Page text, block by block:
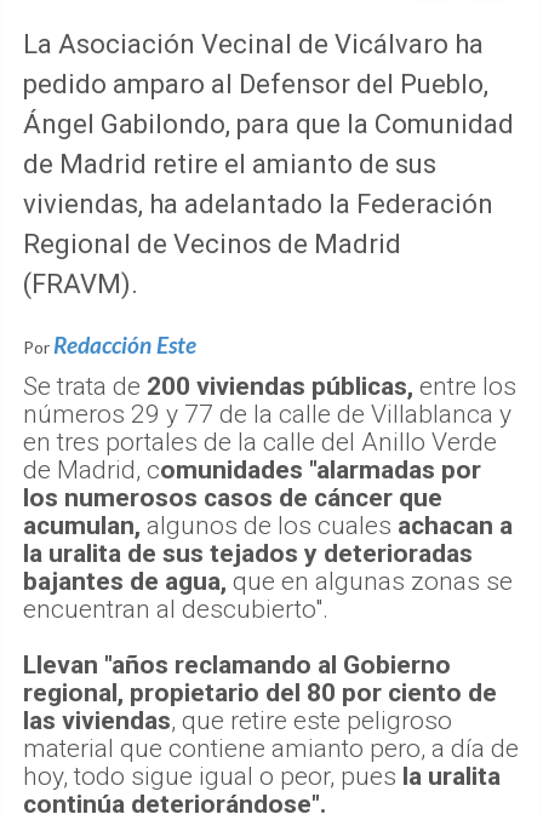
La Asociación Vecinal de Vicálvaro ha
pedido amparo al Defensor del Pueblo,
Ángel Gabilondo, para que la Comunidad
de Madrid retire el amianto de sus
viviendas, ha adelantado la Federación
Regional de Vecinos de Madrid
(FRAVM).
Por Redacción Este
Se trata de 200 viviendas públicas, entre los
números 29 y 77 de la calle de Villablanca y
en tres portales de la calle del Anillo Verde
de Madrid, comunidades "alarmadas por
los numerosos casos de cáncer que
acumulan, algunos de los cuales achacan a
la uralita de sus tejados y deterioradas
bajantes de agua, que en algunas zonas se
encuentran al descubierto".
Llevan "años reclamando al Gobierno
regional, propietario del 80 por ciento de
las viviendas, que retire este peligroso
material que contiene amianto pero, a día de
hoy, todo sigue igual o peor, pues la uralita
continúa deteriorándose".